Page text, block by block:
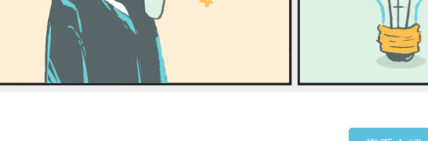
ColleGo! 大學選才與高中育才輔助系統